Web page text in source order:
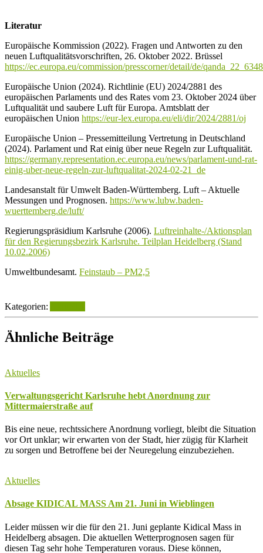
Literatur
Europäische Kommission (2022). Fragen und Antworten zu den
neuen Luftqualitätsvorschriften, 26. Oktober 2022. Brüssel
https://ec.europa.eu/commission/presscorner/detail/de/qanda_22_6348
Europäische Union (2024). Richtlinie (EU) 2024/2881 des
europäischen Parlaments und des Rates vom 23. Oktober 2024 über
Luftqualität und saubere Luft für Europa. Amtsblatt der
europäischen Union https://eur-lex.europa.eu/eli/dir/2024/2881/oj
Europäische Union – Pressemitteilung Vertretung in Deutschland
(2024). Parlament und Rat einig über neue Regeln zur Luftqualität.
https://germany.representation.ec.europa.eu/news/parlament-und-rat-
einig-uber-neue-regeln-zur-luftqualitat-2024-02-21_de
Landesanstalt für Umwelt Baden-Württemberg. Luft – Aktuelle
Messungen und Prognosen. https://www.lubw.baden-
wuerttemberg.de/luft/
Regierungspräsidium Karlsruhe (2006). Luftreinhalte-/Aktionsplan
für den Regierungsbezirk Karlsruhe. Teilplan Heidelberg (Stand
10.02.2006)
Umweltbundesamt. Feinstaub – PM2,5
Kategorien:
Ähnliche Beiträge
Aktuelles
Verwaltungsgericht Karlsruhe hebt Anordnung zur
Mittermaierstraße auf
Bis eine neue, rechtssichere Anordnung vorliegt, bleibt die Situation
vor Ort unklar; wir erwarten von der Stadt, hier zügig für Klarheit
zu sorgen und Betroffene bei der Neuregelung einzubeziehen.
Aktuelles
Absage KIDICAL MASS Am 21. Juni in Wieblingen
Leider müssen wir die für den 21. Juni geplante Kidical Mass in
Heidelberg absagen. Die aktuellen Wetterprognosen sagen für
diesen Tag sehr hohe Temperaturen voraus. Diese können,